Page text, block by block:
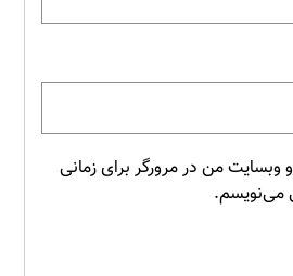
وبسایت من در مرورگر برای زمانی
می‌نویسم.